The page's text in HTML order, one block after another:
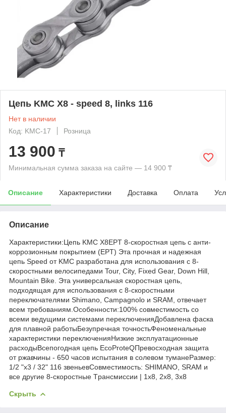
Цепь KMC X8 - speed 8, links 116
Нет в наличии
Код: KMC-17
Розница
13 900 ₸
Минимальная сумма заказа на сайте — 14 900 ₸
Описание Характеристики Доставка Оплата
Описание
Характеристики:Цепь KMC X8EPT 8-скоростная цепь с анти-
коррозионным покрытием (EPT) Эта прочная и надежная
цепь Speed от KMC разработана для использования с 8-
скоростными велосипедами Tour, City, Fixed Gear, Down Hill,
Mountain Bike. Эта универсальная скоростная цепь,
подходящая для использования с 8-скоростными
переключателями Shimano, Campagnolo и SRAM, отвечает
всем требованиям.Особенности:100% совместимость со
всеми ведущими системами переключенияДобавлена фаска
для плавной работыБезупречная точностьФеноменальные
характеристики переключенияНизкие эксплуатационные
расходыВсепогодная цепь EcoProteQПревосходная защита
от ржавчины - 650 часов испытания в солевом туманеРазмер:
1/2 "x3 / 32" 116 звеньевСовместимость: SHIMANO, SRAM и
все другие 8-скоростные Tрансмиссии | 1х8, 2х8, 3х8
Скрыть